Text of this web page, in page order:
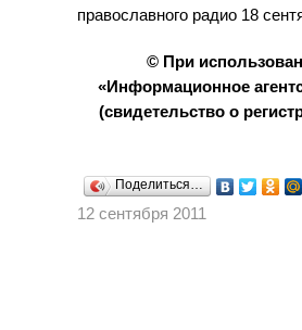
православного радио 18
© При
«Информационное
(свидетельство о
Поделиться…
12 сентября 2011